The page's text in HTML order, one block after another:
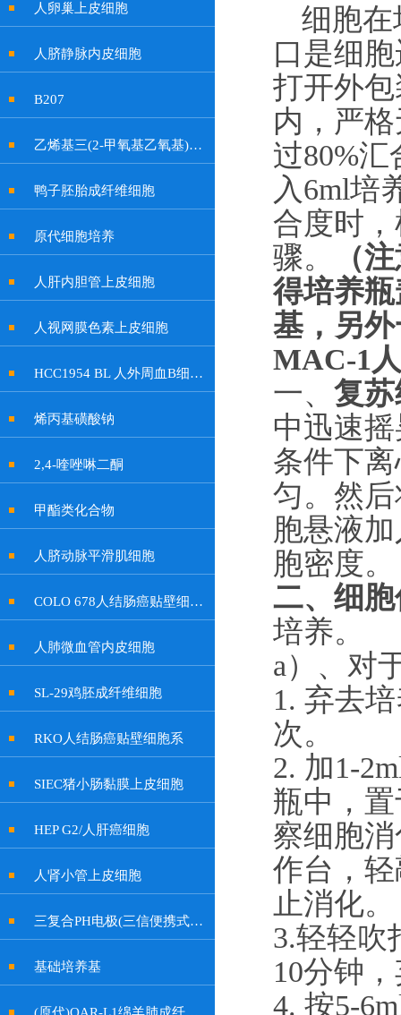
人卵巢上皮细胞
人脐静脉内皮细胞
B207
乙烯基三(2-甲氧基乙氧基)硅烷
鸭子胚胎成纤维细胞
原代细胞培养
人肝内胆管上皮细胞
人视网膜色素上皮细胞
HCC1954 BL 人外周血B细胞系
烯丙基磺酸钠
2,4-喹唑啉二酮
甲酯类化合物
人脐动脉平滑肌细胞
COLO 678人结肠癌贴壁细胞系
人肺微血管内皮细胞
SL-29鸡胚成纤维细胞
RKO人结肠癌贴壁细胞系
SIEC猪小肠黏膜上皮细胞
HEP G2/人肝癌细胞
人肾小管上皮细胞
三复合PH电极(三信便携式余氯计电极, 特制插口)
基础培养基
细胞
口是细
打开外
内，严
过80%
入6ml培
合度时
骤。
（
得培养
基，另
MAC-1
一、 复
中迅速
条件下
匀。然
胞悬液
胞密度。
二、 细
培养。
a） 、对
1. 弃去
次。
2. 加1-
瓶中，
察细胞
作台，
止消化。
3.轻轻吹
10分钟
4. 按5-6